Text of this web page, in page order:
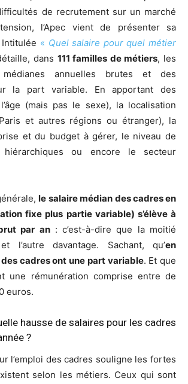
de recrutement sur un marché
l’Apec vient de présenter sa
« Quel salaire pour quel métier
dans 111 familles de métiers, les
médianes annuelles brutes et des
la part variable. En apportant des
(mais pas le sexe), la localisation
et autres régions ou étranger), la
et du budget à gérer, le niveau de
hiérarchiques ou encore le secteur
le salaire médian des cadres en
fixe plus partie variable) s’élève à
par an: c’est-à-dire que la moitié
l’autre davantage. Sachant, qu’en
cadres ont une part variable. Et que
une rémunération comprise entre de
euros.
hausse de salaires pour les cadres
?
l’emploi des cadres souligne les fortes
selon les métiers. Ceux qui sont